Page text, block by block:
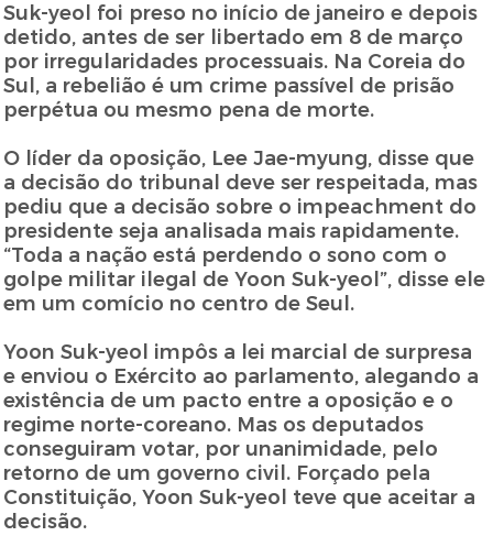
Suk-yeol foi preso no início de janeiro e depois
detido, antes de ser libertado em 8 de março
por irregularidades processuais. Na Coreia do
Sul, a rebelião é um crime passível de prisão
perpétua ou mesmo pena de morte.
O líder da oposição, Lee Jae-myung, disse que
a decisão do tribunal deve ser respeitada, mas
pediu que a decisão sobre o impeachment do
presidente seja analisada mais rapidamente.
“Toda a nação está perdendo o sono com o
golpe militar ilegal de Yoon Suk-yeol”, disse ele
em um comício no centro de Seul.
Yoon Suk-yeol impôs a lei marcial de surpresa
e enviou o Exército ao parlamento, alegando a
existência de um pacto entre a oposição e o
regime norte-coreano. Mas os deputados
conseguiram votar, por unanimidade, pelo
retorno de um governo civil. Forçado pela
Constituição, Yoon Suk-yeol teve que aceitar a
decisão.